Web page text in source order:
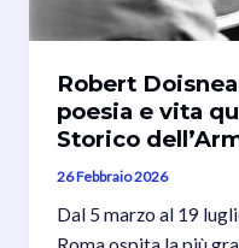
Robert
poesia e vita
Storico
26 Febbraio 2026
Dal 5 marzo al 19